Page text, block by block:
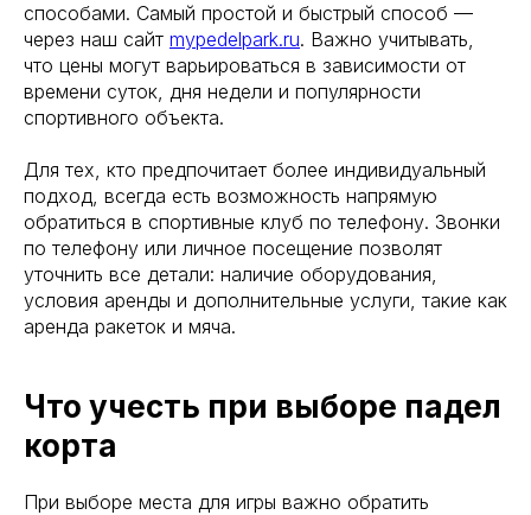
способами. Самый простой и быстрый способ —
через наш сайт mypedelpark.ru. Важно учитывать,
что цены могут варьироваться в зависимости от
времени суток, дня недели и популярности
спортивного объекта.
Для тех, кто предпочитает более индивидуальный
подход, всегда есть возможность напрямую
обратиться в спортивные клуб по телефону. Звонки
по телефону или личное посещение позволят
уточнить все детали: наличие оборудования,
условия аренды и дополнительные услуги, такие как
аренда ракеток и мяча.
Что учесть при выборе падел
корта
При выборе места для игры важно обратить